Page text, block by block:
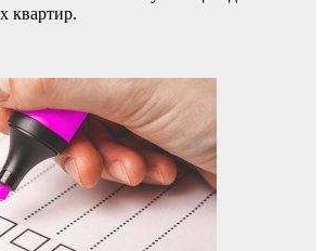
квартир.